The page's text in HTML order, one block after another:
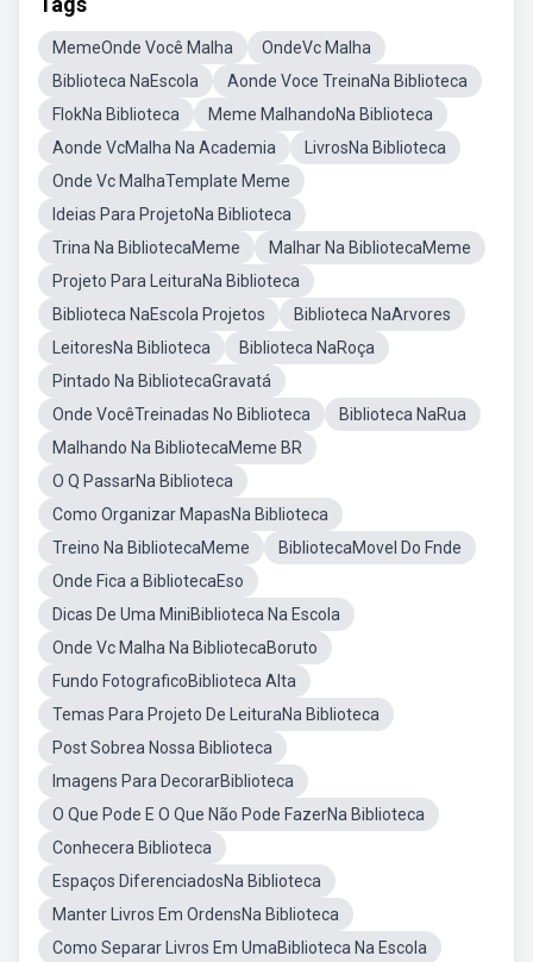
MemeOnde Você Malha
OndeVc Malha
Biblioteca NaEscola
Aonde Voce TreinaNa Biblioteca
FlokNa Biblioteca
Meme MalhandoNa Biblioteca
Aonde VcMalha Na Academia
LivrosNa Biblioteca
Onde Vc MalhaTemplate Meme
Ideias Para ProjetoNa Biblioteca
Trina Na BibliotecaMeme
Malhar Na BibliotecaMeme
Projeto Para LeituraNa Biblioteca
Biblioteca NaEscola Projetos
Biblioteca NaArvores
LeitoresNa Biblioteca
Biblioteca NaRoça
Pintado Na BibliotecaGravatá
Onde VocêTreinadas No Biblioteca
Biblioteca NaRua
Malhando Na BibliotecaMeme BR
O Q PassarNa Biblioteca
Como Organizar MapasNa Biblioteca
Treino Na BibliotecaMeme
BibliotecaMovel Do Fnde
Onde Fica a BibliotecaEso
Dicas De Uma MiniBiblioteca Na Escola
Onde Vc Malha Na BibliotecaBoruto
Fundo FotograficoBiblioteca Alta
Temas Para Projeto De LeituraNa Biblioteca
Post Sobrea Nossa Biblioteca
Imagens Para DecorarBiblioteca
O Que Pode E O Que Não Pode FazerNa Biblioteca
Conhecera Biblioteca
Espaços DiferenciadosNa Biblioteca
Manter Livros Em OrdensNa Biblioteca
Como Separar Livros Em UmaBiblioteca Na Escola